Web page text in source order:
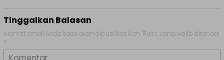
Tinggalkan Balasan
Alamat email Anda tidak akan dipublikasikan. Ruas yang wajib ditandai
*